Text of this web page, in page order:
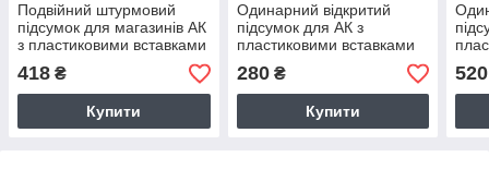
Подвійний штурмовий
підсумок для магазинів АК
з пластиковими вставками
олива
418 ₴
Купити
Одинарний відкритий
підсумок для АК з
пластиковими вставками
чорний
280₴
Купити
520